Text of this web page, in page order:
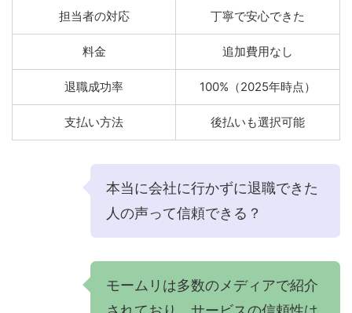
担当者の対応 丁寧で安心できた
料金 追加費用なし
退職成功率 100%（2025年時点）
支払い方法 後払いも選択可能
本当に会社に行かずに退職できた
人の声って信頼できる？
モームリは多数のメディアで紹介